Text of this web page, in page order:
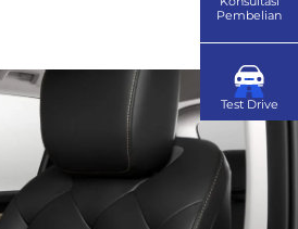
Pembelian
Test Drive